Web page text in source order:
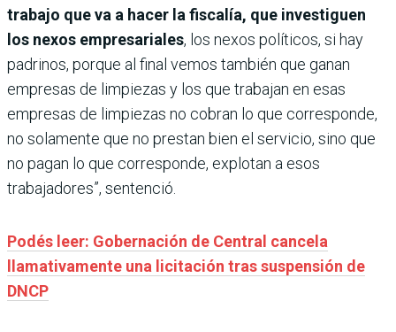
trabajo que va a hacer la fiscalía, que investiguen
los nexos empresariales, los nexos políticos, si hay
padrinos, porque al final vemos también que ganan
empresas de limpiezas y los que trabajan en esas
empresas de limpiezas no cobran lo que corresponde,
no solamente que no prestan bien el servicio, sino que
no pagan lo que corresponde, explotan a esos
trabajadores”, sentenció.
Podés leer: Gobernación de Central cancela
llamativamente una licitación tras suspensión de
DNCP